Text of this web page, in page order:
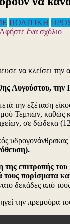
ΠΟΛΙΤΙΚΗ
Αφήστε ένα σχόλιογια
να κλείσει την
Αυγούστου,
την εξέταση
Τεμπών, καθώς
σε δώδεκα
της επιτροπής
τους πορίσματα
δεκάδες από
την πρεμούρα